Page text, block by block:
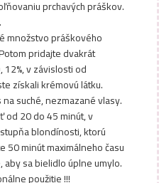
prchavých práškov.
množstvo práškového
pridajte dvakrát
v závislosti od
získali krémovú látku.
suché, nezmazané vlasy.
od 20 do 45 minút, v
blondínosti, ktorú
50 minút maximálneho času
sa bielidlo úplne umylo.
použitie !!!